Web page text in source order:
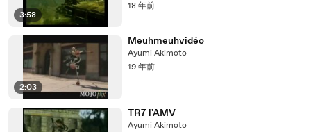
3:58
18 年前
2:03
Meuhmeuhvidéo
Ayumi Akimoto
19 年前
TR7 l'AMV
Ayumi Akimoto